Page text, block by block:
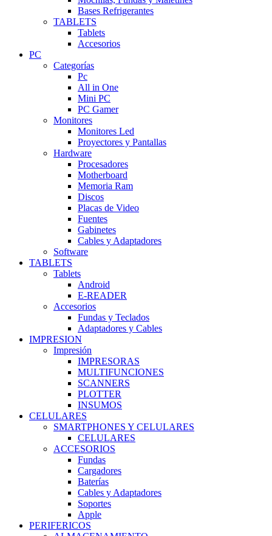
Bases Refrigerantes
TABLETS
Tablets
Accesorios
PC
Categorías
Pc
All in One
Mini PC
PC Gamer
Monitores
Monitores Led
Proyectores y Pantallas
Hardware
Procesadores
Motherboard
Memoria Ram
Discos
Placas de Video
Fuentes
Gabinetes
Cables y Adaptadores
Software
TABLETS
Tablets
Android
E-READER
Accesorios
Fundas y Teclados
Adaptadores y Cables
IMPRESION
Impresión
IMPRESORAS
MULTIFUNCIONES
SCANNERS
PLOTTER
INSUMOS
CELULARES
SMARTPHONES Y CELULARES
CELULARES
ACCESORIOS
Fundas
Cargadores
Baterías
Cables y Adaptadores
Soportes
Apple
PERIFERICOS